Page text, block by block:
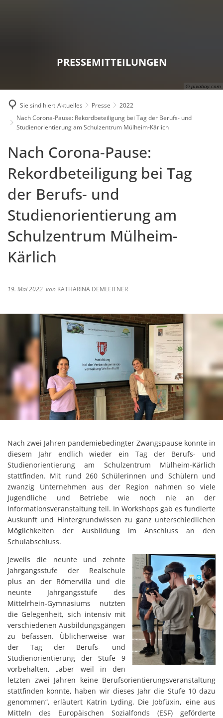
© pixabay.com
PRESSEMITTEILUNGEN
Sie sind hier: Aktuelles Presse
2022
Nach Corona-Pause: Rekordbeteiligung bei Tag der Berufs- und
Studienorientierung am Schulzentrum Mülheim-Kärlich
Nach Corona-Pause:
Rekordbeteiligung bei Tag
der Berufs- und
Studienorientierung am
Schulzentrum Mülheim-
Kärlich
19. Mai 2022 von KATHARINA DEMLEITNER
Nach zwei Jahren pandemiebedingter Zwangspause konnte in
diesem Jahr endlich wieder ein Tag der Berufs- und
Studienorientierung am Schulzentrum Mülheim-Kärlich
stattfinden. Mit rund 260 Schülerinnen und Schülern und
zwanzig Unternehmen aus der Region nahmen so viele
Jugendliche und Betriebe wie noch nie an der
Informationsveranstaltung teil. In Workshops gab es fundierte
Auskunft und Hintergrundwissen zu ganz unterschiedlichen
Möglichkeiten der Ausbildung im Anschluss an den
Schulabschluss.
Jeweils die neunte und zehnte
Jahrgangsstufe der Realschule
plus an der Römervilla und die
neunte Jahrgangsstufe des
Mittelrhein-Gymnasiums nutzten
die Gelegenheit, sich intensiv mit
verschiedenen Ausbildungsgängen
zu befassen. Üblicherweise war
der Tag der Berufs- und
Studienorientierung der Stufe 9
vorbehalten, „aber weil in den
letzten zwei Jahren keine Berufsorientierungsveranstaltung
stattfinden konnte, haben wir dieses Jahr die Stufe 10 dazu
genommen“, erläutert Katrin Lyding. Die Jobfüxin, eine aus
Mitteln des Europäischen Sozialfonds (ESF) geförderte